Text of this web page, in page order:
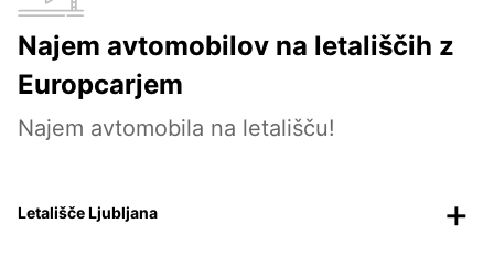
Najem avtomobilov na letališčih z
Europcarjem
Najem avtomobila na letališču!
Letališče Ljubljana